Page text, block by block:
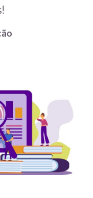
via LinkedIn